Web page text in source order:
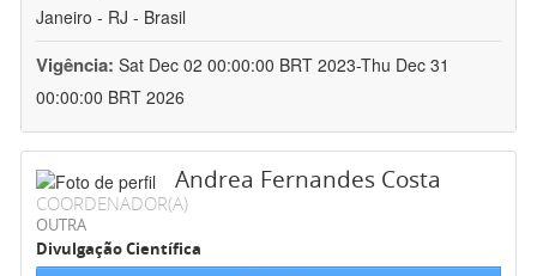
Janeiro - RJ - Brasil
Vigência: Sat Dec 02 00:00:00 BRT 2023-Thu Dec 31
00:00:00 BRT 2026
Andrea Fernandes Costa
COORDENADOR(A)
OUTRA
Divulgação Científica